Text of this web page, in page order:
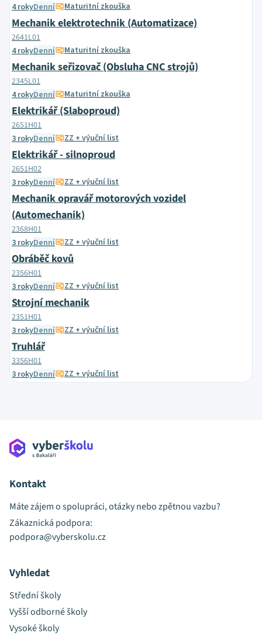
4 rokyDenní Maturitní zkouška
Mechanik elektrotechnik (Automatizace)
2641L01
4 rokyDenní Maturitní zkouška
Mechanik seřizovač (Obsluha CNC strojů)
2345L01
4 rokyDenní Maturitní zkouška
Elektrikář (Slaboproud)
2651H01
3 rokyDenní ZZ + výuční list
Elektrikář - silnoproud
2651H02
3 rokyDenní ZZ + výuční list
Mechanik opravář motorových vozidel
(Automechanik)
2368H01
3 rokyDenní ZZ + výuční list
Obráběč kovů
2356H01
3 rokyDenní ZZ + výuční list
Strojní mechanik
2351H01
3 rokyDenní ZZ + výuční list
Truhlář
3356H01
3 rokyDenní ZZ + výuční list
Kontakt
Máte zájem o spolupráci, otázky nebo zpětnou vazbu?
Zákaznická podpora:
podpora@vyberskolu.cz
Vyhledat
Střední školy
Vyšší odborné školy
Vysoké školy